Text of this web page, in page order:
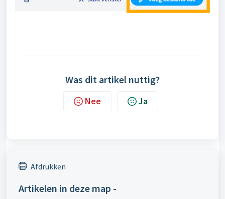
Was dit artikel nuttig?
Nee Ja
Afdrukken
Artikelen in deze map -